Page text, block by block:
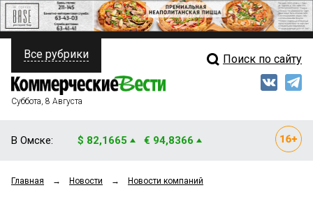
ПОЛИТИКА
ФИНАНСЫ
ОБЩЕСТВО
Свежий выпуск
Мнения
Все рубрики Поиск по сайту
Суббота, 8 Августа
В Омске: $ 82,1665 € 94,8366
Главная → Новости → Новости компаний